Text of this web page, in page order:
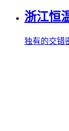
浙江恒
独有的交错